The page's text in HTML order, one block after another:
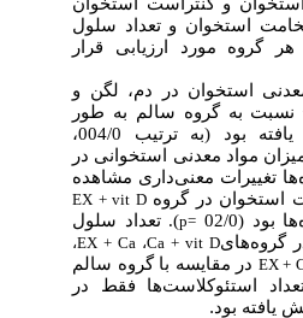
استخوان و تعداد سلول
گروه مورد ارزیابی قرار
استخوان در دم، لگن و
به گروه سالم به طور
داری افزایش یافته بود (به ترتیب 004/0،
مواد معدنی استخوانی در
تغییرات معنیداری مشاهده
در گروهvit D
+
EX
بود (02/0 =
p). تعداد سلول
هایvit D
+
Ca،Ca
+
EX،
EXدر مقایسه با گروه سالم
استئوکلاستها فقط در
بود.